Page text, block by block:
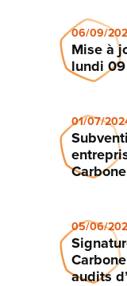
06/09/
Mise à
lundi
01/07/
05/06/
audits